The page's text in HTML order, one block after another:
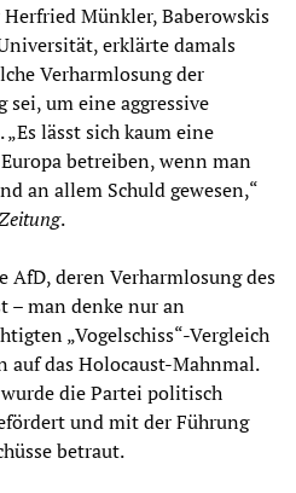
Münkler, Baberowskis
erklärte damals
Verharmlosung der
um eine aggressive
lässt sich kaum eine
betreiben, wenn man
an allem Schuld gewesen,“
.
AfD, deren Verharmlosung des
– man denke nur an
„Vogelschiss“-Vergleich
auf das Holocaust-Mahnmal.
die Partei politisch
und mit der Führung
betraut.